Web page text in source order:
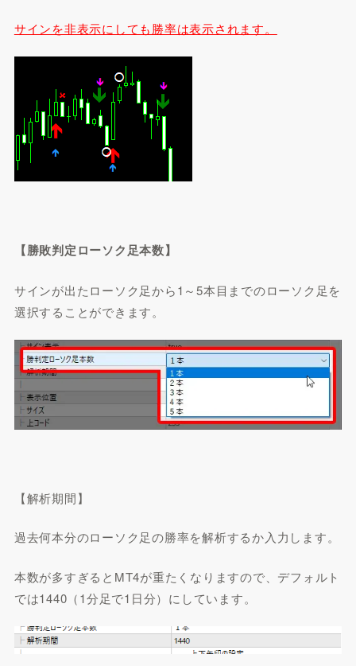
サインを非表示にしても勝率は表示されます。
【勝敗判定ローソク足本数】
サインが出たローソク足から1～5本目までのローソク足を
選択することができます。
【解析期間】
過去何本分のローソク足の勝率を解析するか入力します。
本数が多すぎるとMT4が重たくなりますので、デフォルト
では1440（1分足で1日分）にしています。